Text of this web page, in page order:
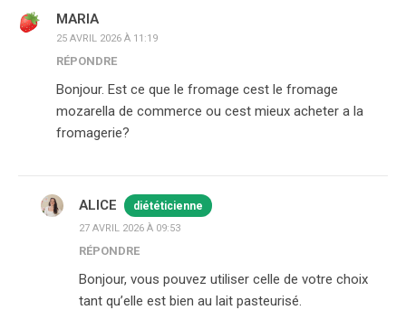
MARIA
25 AVRIL 2026 À 11:19
RÉPONDRE
Bonjour. Est ce que le fromage cest le fromage
mozarella de commerce ou cest mieux acheter a la
fromagerie?
ALICE diététicienne
27 AVRIL 2026 À 09:53
RÉPONDRE
Bonjour, vous pouvez utiliser celle de votre choix
tant qu’elle est bien au lait pasteurisé.